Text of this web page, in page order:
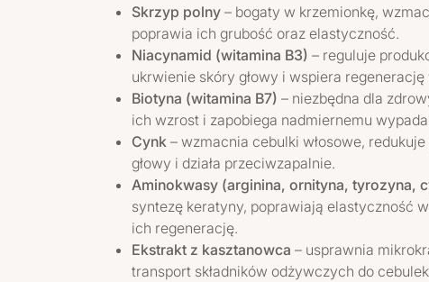
Skrzyp polny – bogaty w krzemionkę,
poprawia ich grubość oraz elastyczność.
Niacynamid (witamina B3) – reguluje
ukrwienie skóry głowy i wspiera regenerację
Biotyna (witamina B7) – niezbędna dla
ich wzrost i zapobiega nadmiernemu
Cynk – wzmacnia cebulki włosowe,
głowy i działa przeciwzapalnie.
Aminokwasy (arginina, ornityna, tyrozyna,
syntezę keratyny, poprawiają elastyczność
ich regenerację.
Ekstrakt z kasztanowca – usprawnia
transport składników odżywczych do